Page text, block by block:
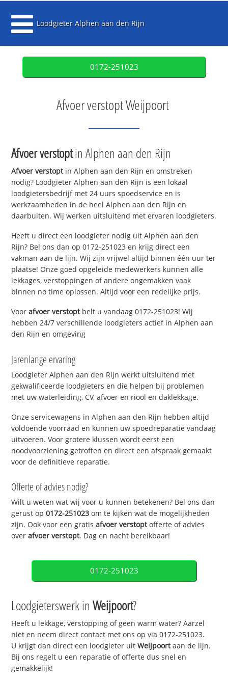
Loodgieter Alphen aan den Rijn
0172-251023
Afvoer verstopt Weijpoort
Afvoer verstoptin Alphen aan den Rijn
Afvoer verstoptin Alphen aan den Rijn en omstreken
nodig? Loodgieter Alphen aan den Rijn is een lokaal
loodgietersbedrijf met 24 uurs spoedservice en is
werkzaamheden in de heel Alphen aan den Rijn en
daarbuiten. Wij werken uitsluitend met ervaren loodgieters.
Heeft u direct een loodgieter nodig uit Alphen aan den
Rijn? Bel ons dan op 0172-251023 en krijg direct een
vakman aan de lijn. Wij zijn vrijwel altijd binnen één uur ter
plaatse! Onze goed opgeleide medewerkers kunnen alle
lekkages, verstoppingen of andere ongemakken vaak
binnen no time oplossen. Altijd voor een redelijke prijs.
Voorafvoer verstoptbelt u vandaag 0172-251023! Wij
hebben 24/7 verschillende loodgieters actief in Alphen aan
den Rijn en omgeving
Jarenlange ervaring
Loodgieter Alphen aan den Rijn werkt uitsluitend met
gekwalificeerde loodgieters en die helpen bij problemen
met uw waterleiding, CV, afvoer en riool en daklekkage.
Onze servicewagens in Alphen aan den Rijn hebben altijd
voldoende voorraad en kunnen uw spoedreparatie vandaag
uitvoeren. Voor grotere klussen wordt eerst een
noodvoorziening getroffen en direct een afspraak gemaakt
voor de definitieve reparatie.
Offerte of advies nodig?
Wilt u weten wat wij voor u kunnen betekenen? Bel ons dan
gerust op0172-251023 om te kijken wat de mogelijkheden
zijn. Ook voor een gratisafvoer verstoptofferte of advies
overafvoer verstopt. Dag en nacht bereikbaar!
0172-251023
Loodgieterswerk inWeijpoort?
Heeft u lekkage, verstopping of geen warm water? Aarzel
niet en neem direct contact met ons op via 0172-251023.
U krijgt dan direct een loodgieter uitWeijpoortaan de lijn.
Bij ons regelt u een reparatie of offerte dus snel en
gemakkelijk!